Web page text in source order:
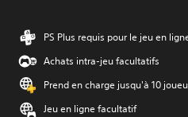
PS Plus requis pour le jeu en
Achats intra-jeu facultatifs
Prend en charge jusqu'à 10
Jeu en ligne facultatif